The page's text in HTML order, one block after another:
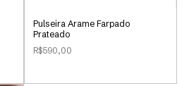
Pulseira Arame Farpado
Prateado
R$590,00